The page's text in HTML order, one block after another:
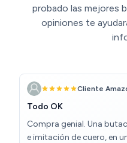
probado las mejores
opiniones te
Cliente
Todo OK
Compra genial. Una
e imitación de cuero, en